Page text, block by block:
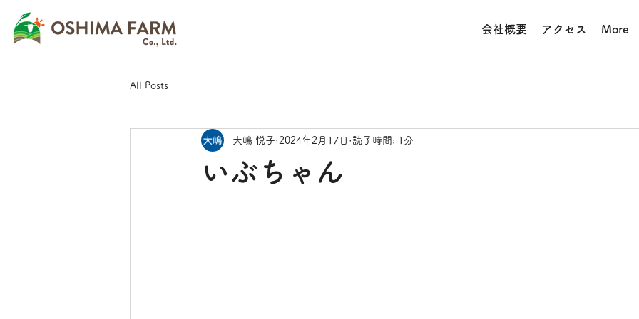
会社概要 アクセス More
All Posts
いぶちゃん
大嶋 悦子 2024年2月17日 読了時間: 1分